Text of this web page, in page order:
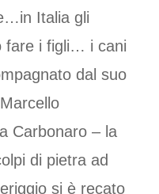
Italia gli
fare i figli… i cani
dal suo
Carbonaro – la
di pietra ad
si è recato